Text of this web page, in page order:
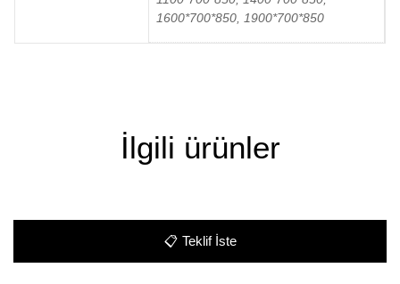
1600*700*850, 1900*700*850
İlgili ürünler
📋 Teklif İste